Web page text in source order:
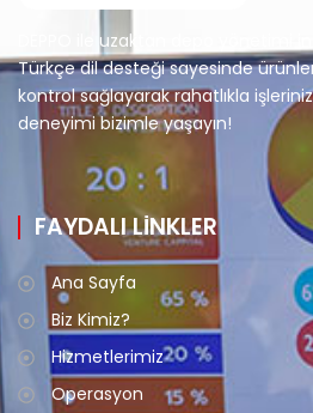
DEPPO ile uzaktan depo yönetimi
Türkçe dil desteği sayesinde
kontrol sağlayarak rahatlıkla
deneyimi bizimle yaşayın!
FAYDALI LİNKLER
Ana Sayfa
Biz Kimiz?
Hizmetlerimiz
Operasyon